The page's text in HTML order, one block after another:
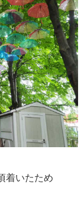
着いたため